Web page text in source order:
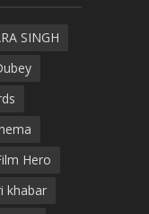
SINGH
Hero
khabar